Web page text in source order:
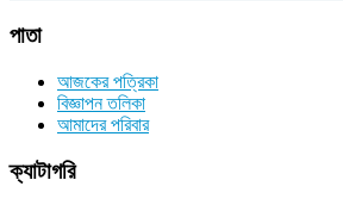
পাতা
আজকের পত্রিকা
বিজ্ঞাপন তলিকা
আমাদের পরিবার
ক্যাটাগরি